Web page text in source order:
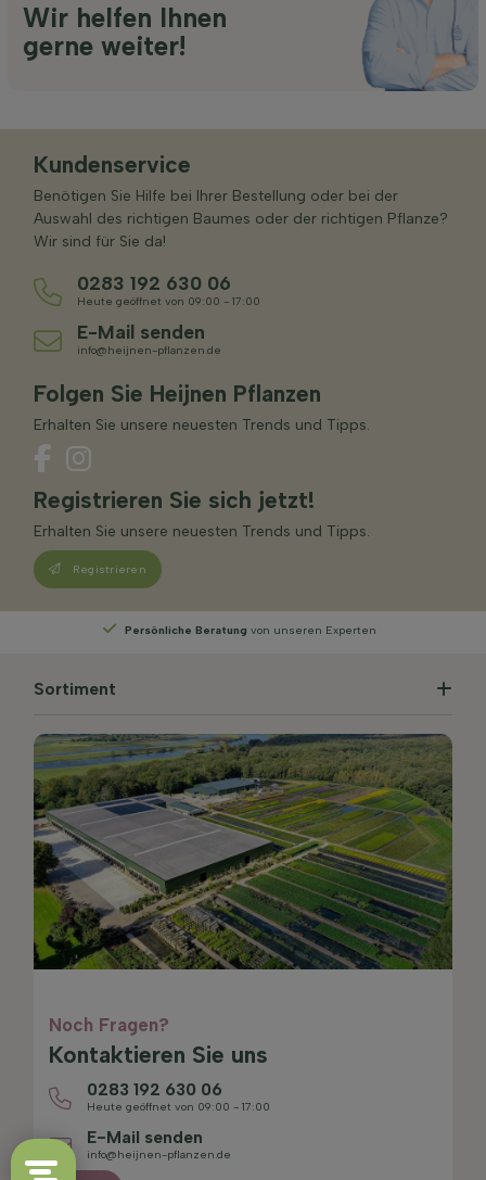
Wir helfen Ihnen
gerne weiter!
Kundenservice
Benötigen Sie Hilfe bei Ihrer Bestellung oder bei der
Auswahl des richtigen Baumes oder der richtigen Pflanze?
Wir sind für Sie da!
0283 192 630 06
Heute geöffnet von 09:00 - 17:00
E-Mail senden
info@heijnen-pflanzen.de
Folgen Sie Heijnen Pflanzen
Erhalten Sie unsere neuesten Trends und Tipps.
Registrieren Sie sich jetzt!
Erhalten Sie unsere neuesten Trends und Tipps.
Registrieren
von unseren Experten Wählen
Sortiment
Noch Fragen?
Kontaktieren Sie uns
0283 192 630 06
Heute geöffnet von 09:00 - 17:00
E-Mail senden
info@heijnen-pflanzen.de